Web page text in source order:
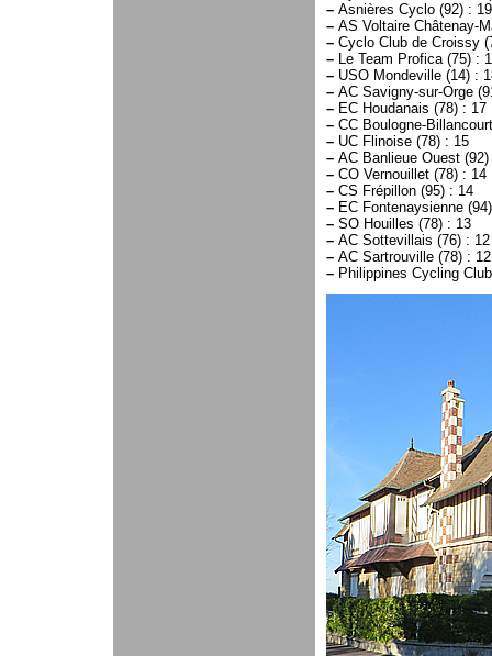
– Asnières Cyclo (92) : 19
– AS Voltaire Châtenay-
– Cyclo Club de Croissy
– Le Team Profica (75) :
– USO Mondeville (14) :
– AC Savigny-sur-Orge
– EC Houdanais (78) : 17
– CC Boulogne-
– UC Flinoise (78) : 15
– AC Banlieue Ouest
– CO Vernouillet (78) : 14
– CS Frépillon (95) : 14
– EC Fontenaysienne
– SO Houilles (78) : 13
– AC Sottevillais (76) : 12
– AC Sartrouville (78) : 12
– Philippines Cycling